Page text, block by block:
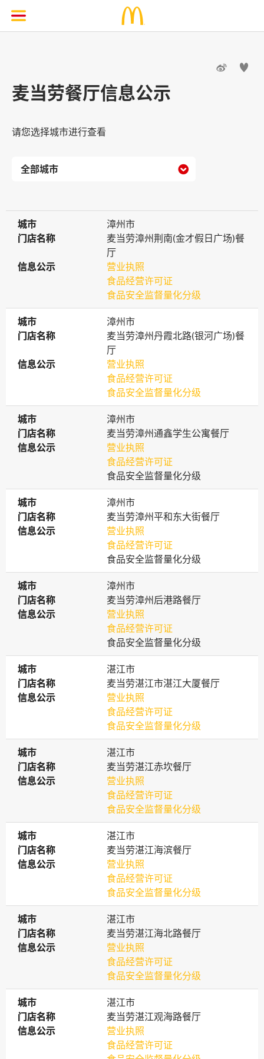
 
麦当劳餐厅信息公示
请您选择城市进行查看

城市
城市
漳州市
门店名称
门店名称
麦当劳漳州荆南(金才假日广场)餐
厅
信息公示
信息公示
营业执照
食品经营许可证
食品安全监督量化分级
城市
城市
漳州市
门店名称
门店名称
麦当劳漳州丹霞北路(银河广场)餐
厅
信息公示
信息公示
营业执照
食品经营许可证
食品安全监督量化分级
城市
城市
漳州市
门店名称
门店名称
麦当劳漳州通鑫学生公寓餐厅
信息公示
信息公示
营业执照
食品经营许可证
食品安全监督量化分级
城市
城市
漳州市
门店名称
门店名称
麦当劳漳州平和东大街餐厅
信息公示
信息公示
营业执照
食品经营许可证
食品安全监督量化分级
城市
城市
漳州市
门店名称
门店名称
麦当劳漳州后港路餐厅
信息公示
信息公示
营业执照
食品经营许可证
食品安全监督量化分级
城市
城市
湛江市
门店名称
门店名称
麦当劳湛江市湛江大厦餐厅
信息公示
信息公示
营业执照
食品经营许可证
食品安全监督量化分级
城市
城市
湛江市
门店名称
门店名称
麦当劳湛江赤坎餐厅
信息公示
信息公示
营业执照
食品经营许可证
食品安全监督量化分级
城市
城市
湛江市
门店名称
门店名称
麦当劳湛江海滨餐厅
信息公示
信息公示
营业执照
食品经营许可证
食品安全监督量化分级
城市
城市
湛江市
门店名称
门店名称
麦当劳湛江海北路餐厅
信息公示
信息公示
营业执照
食品经营许可证
食品安全监督量化分级
城市
城市
湛江市
门店名称
门店名称
麦当劳湛江观海路餐厅
信息公示
信息公示
营业执照
食品经营许可证